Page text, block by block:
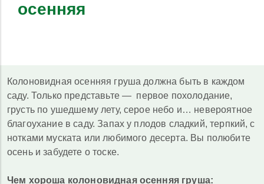
осенняя
Колоновидная осенняя груша должна быть в каждом
саду. Только представьте — первое похолодание,
грусть по ушедшему лету, серое небо и… невероятное
благоухание в саду. Запах у плодов сладкий, терпкий, с
нотками муската или любимого десерта. Вы полюбите
осень и забудете о тоске.
Чем хороша колоновидная осенняя груша: